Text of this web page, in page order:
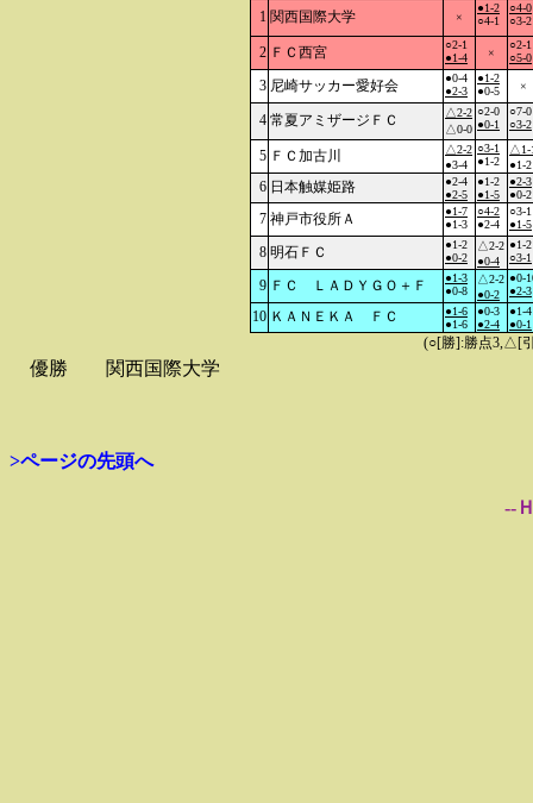
1 関西国際大学 ×
●1-2
○4-1
○4-0
○3-2
2 ＦＣ西宮
○2-1
●1-4
×
○2-1
○5-0
3 尼崎サッカー愛好会
●0-4
●2-3
●1-2
●0-5
×
4 常夏アミザージＦＣ
△2-2
△0-0
○2-0
●0-1
○7-0
○3-2
5 ＦＣ加古川
△2-2
●3-4
○3-1
●1-2
△1-
●1-2
6 日本触媒姫路
●2-4
●2-5
●1-2
●1-5
●2-3
●0-2
7 神戸市役所Ａ
●1-7
●1-3
○4-2
●2-4
○3-1
●1-5
8 明石ＦＣ
●1-2
●0-2
△2-2
●0-4
●1-2
○3-1
9 ＦＣ ＬＡＤＹＧＯ＋Ｆ
●1-3
●0-8
△2-2
●0-2
●0-
●2-3
10 ＫＡＮＥＫＡ ＦＣ
●1-6
●1-6
●0-3
●2-4
●1-4
●0-1
(○[勝]:勝点3,△[
優勝 関西国際大学
>ページの先頭へ
--